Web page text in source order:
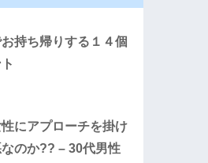
持ち帰りする１４個
にアプローチを掛け
のか?? – 30代男性